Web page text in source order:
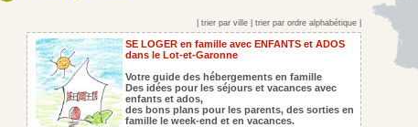
trier par ville trier par ordre alphabétique
SE LOGER en famille avec ENFANTS et ADOS
dans le Lot-et-Garonne
Votre guide des hébergements en famille
Des idées pour les séjours et vacances avec
enfants et ados,
des bons plans pour les parents, des sorties en
famille le week-end et en vacances.